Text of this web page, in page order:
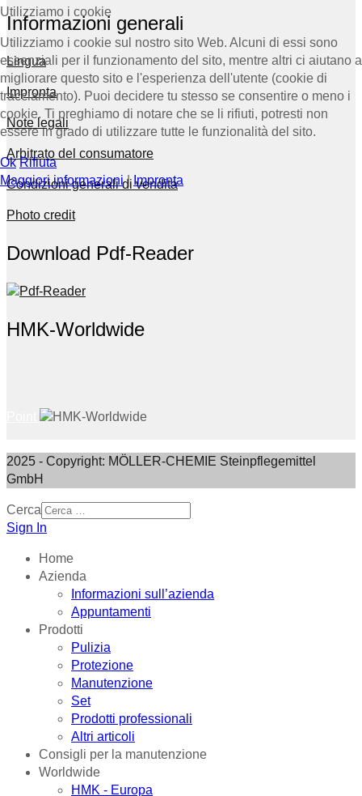
Informazioni generali
Lingua
Impronta
Note legali
Arbitrato del consumatore
Condizioni generali di vendita
Photo credit
Download Pdf-Reader
HMK-Worldwide
2025 - Copyright: MÖLLER-CHEMIE Steinpflegemittel
GmbH
Cerca
Sign In
Home
Azienda
Informazioni sull’azienda
Appuntamenti
Prodotti
Pulizia
Protezione
Manutenzione
Set
Prodotti professionali
Altri articoli
Consigli per la manutenzione
Worldwide
HMK - Europa
Utilizziamo i cookie
Utilizziamo i cookie sul nostro sito Web. Alcuni di essi sono
essenziali per il funzionamento del sito, mentre altri ci aiutano a
migliorare questo sito e l'esperienza dell'utente (cookie di
tracciamento). Puoi decidere tu stesso se consentire o meno i
cookie. Ti preghiamo di notare che se li rifiuti, potresti non
essere in grado di utilizzare tutte le funzionalità del sito.
Ok Rifiuta
Maggiori informazioni| Impronta